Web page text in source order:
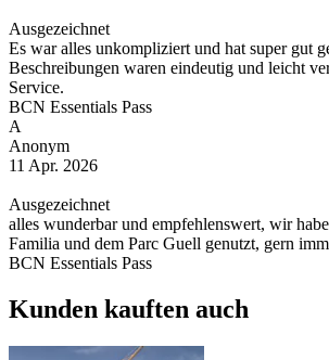
Ausgezeichnet
Es war alles unkompliziert und hat super gut
Beschreibungen waren eindeutig und leicht
Service.
BCN Essentials Pass
A
Anonym
11 Apr. 2026
Ausgezeichnet
alles wunderbar und empfehlenswert, wir
Familia und dem Parc Guell genutzt, gern
BCN Essentials Pass
Kunden kauften auch